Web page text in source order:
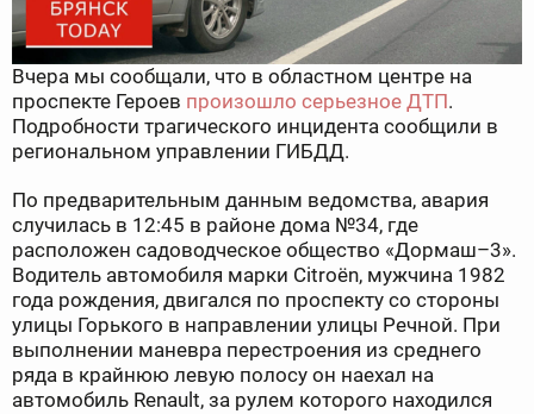
Вчера мы сообщали, что в областном центре на
проспекте Героев произошло серьезное ДТП.
Подробности трагического инцидента сообщили в
региональном управлении ГИБДД.
По предварительным данным ведомства, авария
случилась в 12:45 в районе дома №34, где
расположен садоводческое общество «Дормаш–3».
Водитель автомобиля марки Citroën, мужчина 1982
года рождения, двигался по проспекту со стороны
улицы Горького в направлении улицы Речной. При
выполнении маневра перестроения из среднего
ряда в крайнюю левую полосу он наехал на
автомобиль Renault, за рулем которого находился